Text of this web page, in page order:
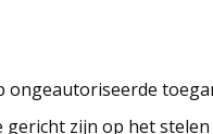
ongeautoriseerde
zijn op het